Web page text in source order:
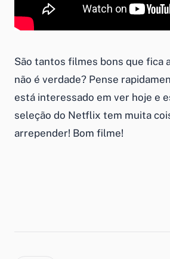
São tantos filmes bons que fica
não é verdade? Pense
está interessado em ver hoje e
seleção do Netflix tem muita
arrepender! Bom filme!